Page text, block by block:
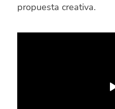
propuesta creativa.